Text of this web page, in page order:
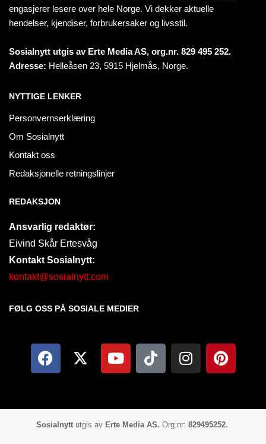
engasjerer lesere over hele Norge. Vi dekker aktuelle
hendelser, kjendiser, forbrukersaker og livsstil.
Sosialnytt utgis av Erte Media AS, org.nr. 829 495 252.
Adresse: Helleåsen 23, 5915 Hjelmås, Norge.
NYTTIGE LENKER
Personvernserklæring
Om Sosialnytt
Kontakt oss
Redaksjonelle retningslinjer
REDAKSJON
Ansvarlig redaktør:
Eivind Skår Ertesvåg
Kontakt Sosialnytt:
kontakt@sosialnytt.com
FØLG OSS PÅ SOSIALE MEDIER​
Sosialnyttutgis av Erte Media AS. Org.nr: 829495252.